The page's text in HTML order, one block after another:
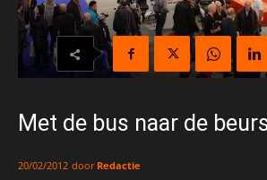
Met de bus naar de
20/02/2012 door Redactie